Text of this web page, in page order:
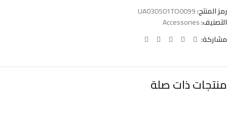
رمز المنتج:UA030501TO0099
التصنيف:Accessories
مشاركة:
منتجات ذات صلة